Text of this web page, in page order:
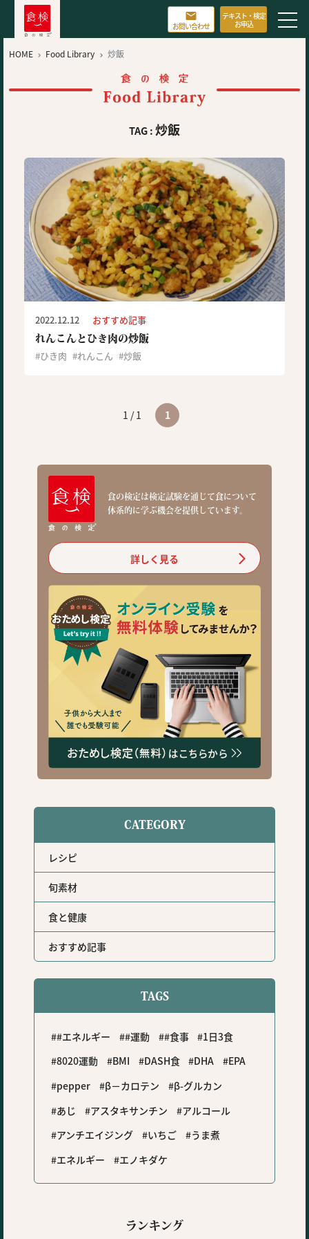

お問い合わせ
テキスト・検定
お申込
HOME  Food Library  炒飯
TAG :炒飯
2022.12.12 おすすめ記事
れんこんとひき肉の炒飯
ひき肉 れんこん 炒飯
1 / 1 1
食の検定は検定試験を通じて食について
体系的に学ぶ機会を提供しています。
詳しく見る
CATEGORY
レシピ
旬素材
食と健康
おすすめ記事
TAGS
#エネルギー #運動 #食事
1日3食
8020運動
BMI DASH食 DHA
EPA
pepper
β－カロテン
β-グルカン
あじ
アスタキサンチン
アルコール
アンチエイジング
いちご
うま煮
エネルギー
エノキダケ
ランキング